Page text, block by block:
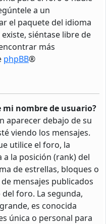
a un
el paquete del idioma
siéntase libre de
más
phpBB®
mi nombre de usuario?
aparecer debajo de su
viendo los mensajes.
utilice el foro, la
la posición (rank) del
de estrellas, bloques o
mensajes publicados
foro. La segunda,
es conocida
única o personal para